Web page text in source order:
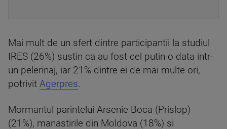
Mai mult de un sfert dintre participantii la studiul
IRES (26%) sustin ca au fost cel putin o data intr-
un pelerinaj, iar 21% dintre ei de mai multe ori,
potrivit Agerpres.
Mormantul parintelui Arsenie Boca (Prislop)
(21%), manastirile din Moldova (18%) si